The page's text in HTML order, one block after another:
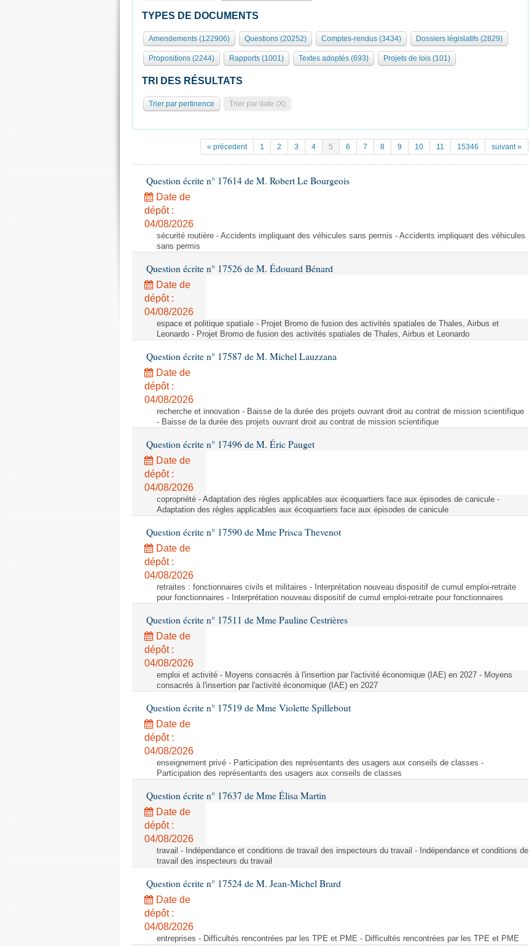
TYPES DE DOCUMENTS
Amendements (122906) Questions (20252) Comptes-rendus (3434) Dossiers législatifs (2829)
Propositions (2244) Rapports (1001) Textes adoptés (693) Projets de lois (101)
TRI DES RÉSULTATS
Trier par pertinence Trier par date (X)
« précedent 1 2 3 4 5 6 7 8 9 10 11 15346 suivant »
Question écrite n° 17614 de M. Robert Le Bourgeois
Date de
dépôt :
04/08/2026
sécurité routière - Accidents impliquant des véhicules sans permis - Accidents impliquant des véhicules
sans permis
Question écrite n° 17526 de M. Édouard Bénard
Date de
dépôt :
04/08/2026
espace et politique spatiale - Projet Bromo de fusion des activités spatiales de Thales, Airbus et
Leonardo - Projet Bromo de fusion des activités spatiales de Thales, Airbus et Leonardo
Question écrite n° 17587 de M. Michel Lauzzana
Date de
dépôt :
04/08/2026
recherche et innovation - Baisse de la durée des projets ouvrant droit au contrat de mission scientifique
- Baisse de la durée des projets ouvrant droit au contrat de mission scientifique
Question écrite n° 17496 de M. Éric Pauget
Date de
dépôt :
04/08/2026
copropriété - Adaptation des règles applicables aux écoquartiers face aux épisodes de canicule -
Adaptation des règles applicables aux écoquartiers face aux épisodes de canicule
Question écrite n° 17590 de Mme Prisca Thevenot
Date de
dépôt :
04/08/2026
retraites : fonctionnaires civils et militaires - Interprétation nouveau dispositif de cumul emploi-retraite
pour fonctionnaires - Interprétation nouveau dispositif de cumul emploi-retraite pour fonctionnaires
Question écrite n° 17511 de Mme Pauline Cestrières
Date de
dépôt :
04/08/2026
emploi et activité - Moyens consacrés à l'insertion par l'activité économique (IAE) en 2027 - Moyens
consacrés à l'insertion par l'activité économique (IAE) en 2027
Question écrite n° 17519 de Mme Violette Spillebout
Date de
dépôt :
04/08/2026
enseignement privé - Participation des représentants des usagers aux conseils de classes -
Participation des représentants des usagers aux conseils de classes
Question écrite n° 17637 de Mme Élisa Martin
Date de
dépôt :
04/08/2026
travail - Indépendance et conditions de travail des inspecteurs du travail - Indépendance et conditions de
travail des inspecteurs du travail
Question écrite n° 17524 de M. Jean-Michel Brard
Date de
dépôt :
04/08/2026
entreprises - Difficultés rencontrées par les TPE et PME - Difficultés rencontrées par les TPE et PME